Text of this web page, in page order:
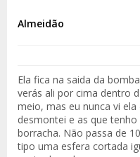
Almeidão
Ela fica na saida da
verás ali por cima dentro
meio, mas eu nunca vi
desmontei e as que
borracha. Não passa de
tipo uma esfera cortada